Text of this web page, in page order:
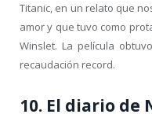
Titanic, en un relato que
amor y que tuvo como
Winslet. La película
recaudación record.
10. El diario de